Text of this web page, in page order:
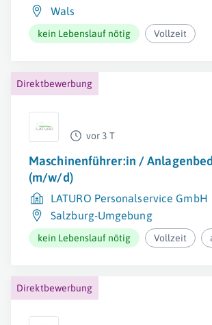
Wals
kein Lebenslauf nötig Vollzeit
Direktbewerbung
vor 3 T
Maschinenführer:in /
(m/w/d)
LATURO Personalservice GmbH
Salzburg-Umgebung
kein Lebenslauf nötig Vollzeit
Direktbewerbung